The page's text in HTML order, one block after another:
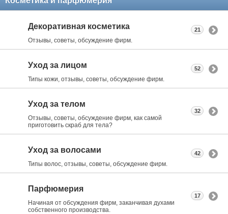
Декоративная косметика
Отзывы, советы, обсуждение фирм.
21
Уход за лицом
Типы кожи, отзывы, советы, обсуждение фирм.
52
Уход за телом
Отзывы, советы, обсуждение фирм, как самой
приготовить скраб для тела?
32
Уход за волосами
Типы волос, отзывы, советы, обсуждение фирм.
42
Парфюмерия
Начиная от обсуждения фирм, заканчивая духами
собственного производства.
17